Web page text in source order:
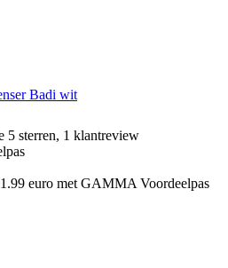
Badi wit
5 sterren, 1 klantreview
euro met GAMMA Voordeelpas